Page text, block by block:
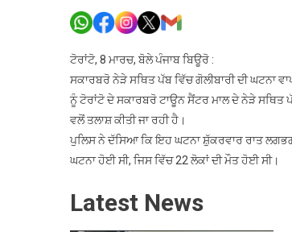
ਟੋਰਾਂਟੋ, 8 ਮਾਰਚ, ਬੋਲੇ ਪੰਜਾਬ ਬਿਊਰੋ :
ਸਕਾਰਬਰੋ ਨੇੜੇ ਸਥਿਤ ਪੱਬ ਵਿੱਚ ਗੋਲੀਬਾਰੀ ਦੀ ਘਟਨਾ
ਨੂੰ ਟੋਰਾਂਟੋ ਦੇ ਸਕਾਰਬਰੋ ਟਾਊਨ ਸੈਂਟਰ ਮਾਲ ਦੇ ਨੇੜੇ ਸਥਿਤ
ਵਲੋਂ ਤਲਾਸ਼ ਕੀਤੀ ਜਾ ਰਹੀ ਹੈ।
ਪੁਲਿਸ ਨੇ ਦੱਸਿਆ ਕਿ ਇਹ ਘਟਨਾ ਸ਼ੁੱਕਰਵਾਰ ਰਾਤ ਲਗਭਗ
ਘਟਨਾ ਹੋਈ ਸੀ, ਜਿਸ ਵਿੱਚ 22 ਲੋਕਾਂ ਦੀ ਮੌਤ ਹੋਈ ਸੀ।
Latest News